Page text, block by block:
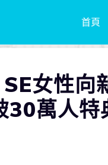
首頁
SE女性
萬人特